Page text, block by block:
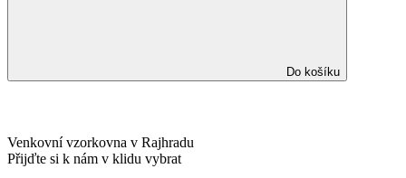
Do košíku
Venkovní vzorkovna v Rajhradu
Přijďte si k nám v klidu vybrat